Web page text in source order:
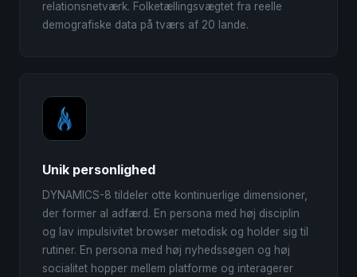
relationsnetværk. Folketællingsvægtet fra reelle
demografiske data på tværs af 20 lande.
Unik personlighed
DYNAMICS-8 tildeler otte kontinuerlige dimensioner,
der former al adfærd. En persona med høj disciplin
og lav impulsivitet browser metodisk og holder sig til
rutiner. En persona med høj nyhedssøgen og høj
socialitet hopper mellem platforme og interagerer